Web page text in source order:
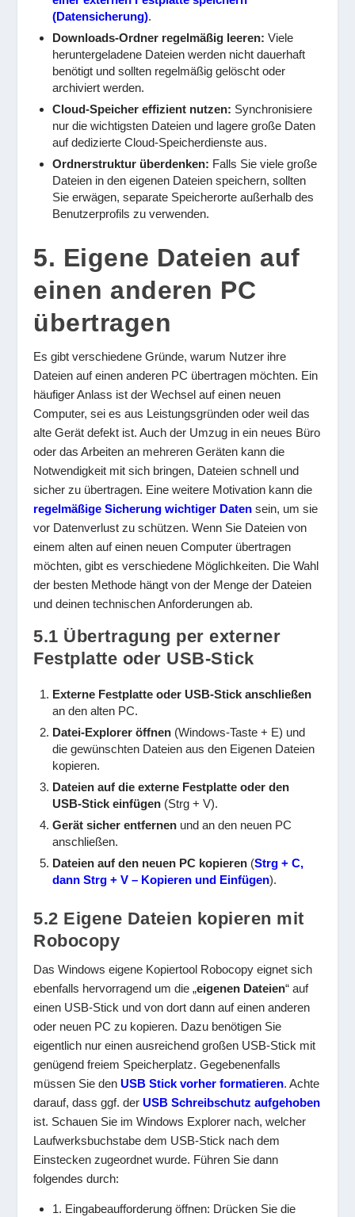
(Datensicherung).
Downloads-Ordner regelmäßig leeren: Viele
heruntergeladene Dateien werden nicht dauerhaft
benötigt und sollten regelmäßig gelöscht oder
archiviert werden.
Cloud-Speicher effizient nutzen: Synchronisiere
nur die wichtigsten Dateien und lagere große Daten
auf dedizierte Cloud-Speicherdienste aus.
Ordnerstruktur überdenken: Falls Sie viele große
Dateien in den eigenen Dateien speichern, sollten
Sie erwägen, separate Speicherorte außerhalb des
Benutzerprofils zu verwenden.
5. Eigene Dateien auf
einen anderen PC
übertragen
Es gibt verschiedene Gründe, warum Nutzer ihre
Dateien auf einen anderen PC übertragen möchten. Ein
häufiger Anlass ist der Wechsel auf einen neuen
Computer, sei es aus Leistungsgründen oder weil das
alte Gerät defekt ist. Auch der Umzug in ein neues Büro
oder das Arbeiten an mehreren Geräten kann die
Notwendigkeit mit sich bringen, Dateien schnell und
sicher zu übertragen. Eine weitere Motivation kann die
regelmäßige Sicherung wichtiger Daten sein, um sie
vor Datenverlust zu schützen. Wenn Sie Dateien von
einem alten auf einen neuen Computer übertragen
möchten, gibt es verschiedene Möglichkeiten. Die Wahl
der besten Methode hängt von der Menge der Dateien
und deinen technischen Anforderungen ab.
5.1 Übertragung per externer
Festplatte oder USB-Stick
Externe Festplatte oder USB-Stick anschließen
an den alten PC.
Datei-Explorer öffnen (Windows-Taste + E) und
die gewünschten Dateien aus den Eigenen Dateien
kopieren.
Dateien auf die externe Festplatte oder den
USB-Stick einfügen (Strg + V).
Gerät sicher entfernen und an den neuen PC
anschließen.
Dateien auf den neuen PC kopieren (Strg + C,
dann Strg + V – Kopieren und Einfügen).
5.2 Eigene Dateien kopieren mit
Robocopy
Das Windows eigene Kopiertool Robocopy eignet sich
ebenfalls hervorragend um die „eigenen Dateien“ auf
einen USB-Stick und von dort dann auf einen anderen
oder neuen PC zu kopieren. Dazu benötigen Sie
eigentlich nur einen ausreichend großen USB-Stick mit
genügend freiem Speicherplatz. Gegebenenfalls
müssen Sie denUSB Stick vorher formatieren. Achte
darauf, dass ggf. derUSB Schreibschutz aufgehoben
ist. Schauen Sie im Windows Explorer nach, welcher
Laufwerksbuchstabe dem USB-Stick nach dem
Einstecken zugeordnet wurde. Führen Sie dann
folgendes durch:
1. Eingabeaufforderung öffnen: Drücken Sie die